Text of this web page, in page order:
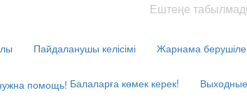
Ештеңе
Пайдаланушы келісімі Жарнама
Балаларға көмек керек!